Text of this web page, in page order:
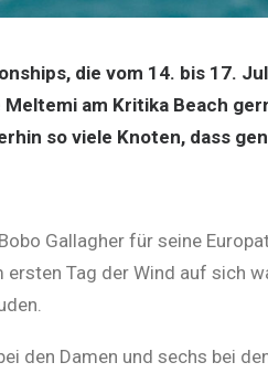
die vom 14. bis 17.
am Kritika Beach
so viele Knoten, dass
Gallagher für seine
Tag der Wind auf sich
den Damen und sechs bei